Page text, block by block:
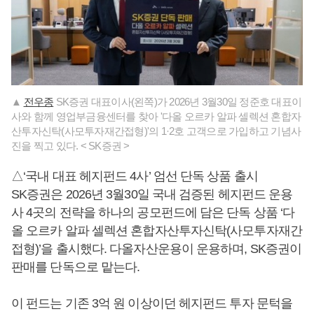
▲ 전우종 SK증권 대표이사(왼쪽)가 2026년 3월30일 정준호 대표이
사와 함께 영업부금융센터를 찾아 '다올 오르카 알파 셀렉션 혼합자
산투자신탁(사모투자재간접형)'의 1·2호 고객으로 가입하고 기념사
진을 찍고 있다. < SK증권 >
△‘국내 대표 헤지펀드 4사’ 엄선 단독 상품 출시
SK증권은 2026년 3월30일 국내 검증된 헤지펀드 운용
사 4곳의 전략을 하나의 공모펀드에 담은 단독 상품 ‘다
올 오르카 알파 셀렉션 혼합자산투자신탁(사모투자재간
접형)’을 출시했다. 다올자산운용이 운용하며, SK증권이
판매를 단독으로 맡는다.
이 펀드는 기존 3억 원 이상이던 헤지펀드 투자 문턱을